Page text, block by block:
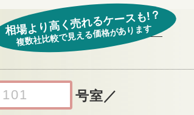
号室 ／
相場より高く売れるケースも!？
複数社比較で見える価格があります